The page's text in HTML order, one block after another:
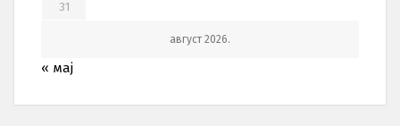
август 2026.
31
« мај